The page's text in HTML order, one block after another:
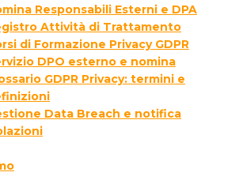
Responsabili Esterni e DPA
Attività di Trattamento
di Formazione Privacy GDPR
DPO esterno e nomina
GDPR Privacy: termini e
Data Breach e notifica